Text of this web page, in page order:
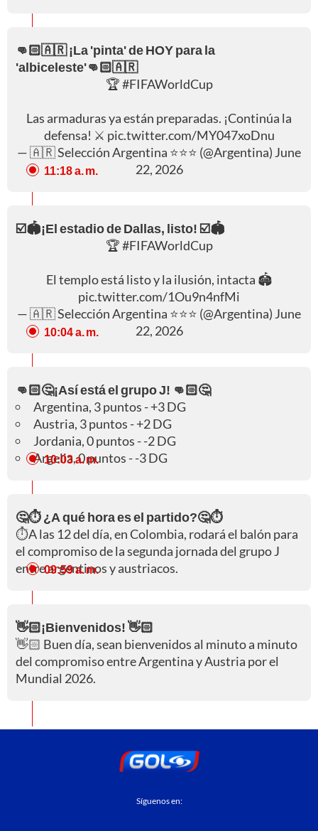
👊🏻🇦🇷 ¡La 'pinta' de HOY para la
'albiceleste'👊🏻🇦🇷
🏆#FIFAWorldCup
Las armaduras ya están preparadas. ¡Continúa la
defensa! ⚔️ pic.twitter.com/MY047xoDnu
— 🇦🇷 Selección Argentina ⭐⭐⭐ (@Argentina) June
22, 2026
11:18 a. m.
☑️🏟️¡El estadio de Dallas, listo! ☑️🏟️
🏆#FIFAWorldCup
El templo está listo y la ilusión, intacta 🏟️
pic.twitter.com/1Ou9n4nfMi
— 🇦🇷 Selección Argentina ⭐⭐⭐ (@Argentina) June
22, 2026
10:04 a. m.
👊🏻🤔¡Así está el grupo J! 👊🏻🤔
Argentina, 3 puntos - +3 DG
Austria, 3 puntos - +2 DG
Jordania, 0 puntos - -2 DG
Argelia, 0 puntos - -3 DG
10:03 a. m.
🤔⏱️ ¿A qué hora es el partido?🤔⏱️
⏱️A las 12 del día, en Colombia, rodará el balón para
el compromiso de la segunda jornada del grupo J
entre argentinos y austriacos.
09:59 a. m.
👋🏻¡Bienvenidos! 👋🏻
👋🏻 Buen día, sean bienvenidos al minuto a minuto
del compromiso entre Argentina y Austria por el
Mundial 2026.
Síguenos en: